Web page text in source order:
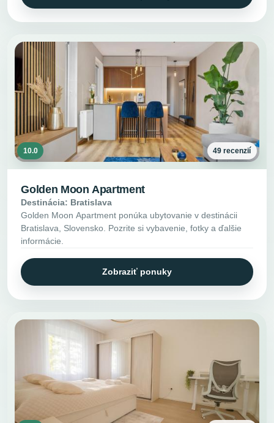
10.0 49 recenzií
Golden Moon Apartment
Destinácia: Bratislava
Golden Moon Apartment ponúka ubytovanie v destinácii
Bratislava, Slovensko. Pozrite si vybavenie, fotky a ďalšie
informácie.
Zobraziť ponuky